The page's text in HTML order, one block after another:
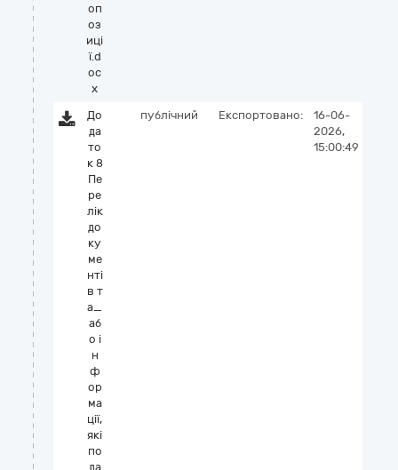
оп
оз
иці
ї.d
oc
x
До
да
то
к 8
Пе
ре
лік
до
ку
ме
нті
в т
а_
аб
о і
н
ф
ор
ма
ції,
які
по
да
публічний Експортовано:
16-06-
2026,
15:00:49